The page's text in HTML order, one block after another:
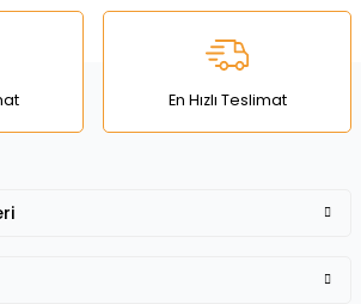
sitelerden daha pahalı.
farklı alternatifler olmalı.
En Hızlı Teslimat